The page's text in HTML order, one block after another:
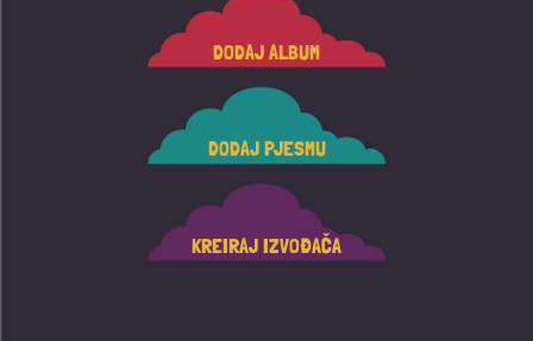
DODAJ ALBUM
DODAJ PJESMU
KREIRAJ IZVOĐAČA